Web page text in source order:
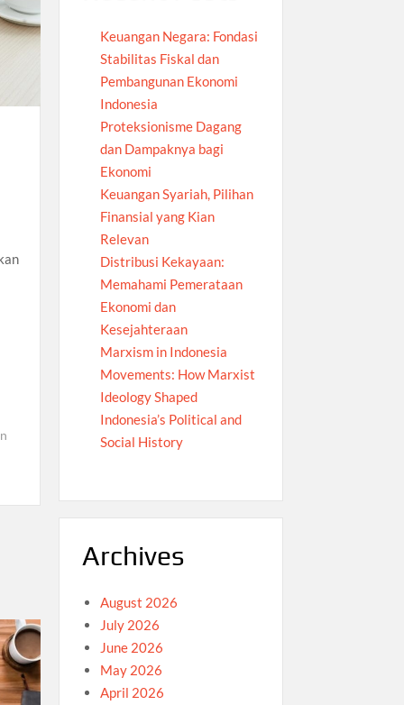
Keuangan Negara: Fondasi
Stabilitas Fiskal dan
Pembangunan Ekonomi
Indonesia
Proteksionisme Dagang
dan Dampaknya bagi
Ekonomi
Keuangan Syariah, Pilihan
Finansial yang Kian
Relevan
Distribusi Kekayaan:
Memahami Pemerataan
Ekonomi dan
Kesejahteraan
Marxism in Indonesia
Movements: How Marxist
Ideology Shaped
Indonesia’s Political and
Social History
Archives
August 2026
July 2026
June 2026
May 2026
April 2026